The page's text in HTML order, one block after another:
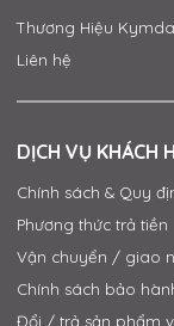
Thương Hiệu
Liên hệ
DỊCH VỤ KHÁCH
Chính sách & Quy
Phương thức trả tiền
Vận chuyển / giao
Chính sách bảo
Đổi / trả sản phẩm